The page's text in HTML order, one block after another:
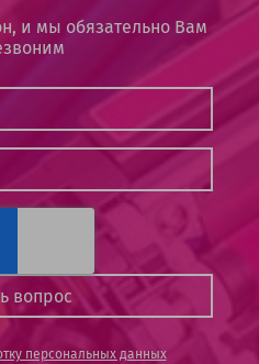
и мы обязательно Вам
персональных данных